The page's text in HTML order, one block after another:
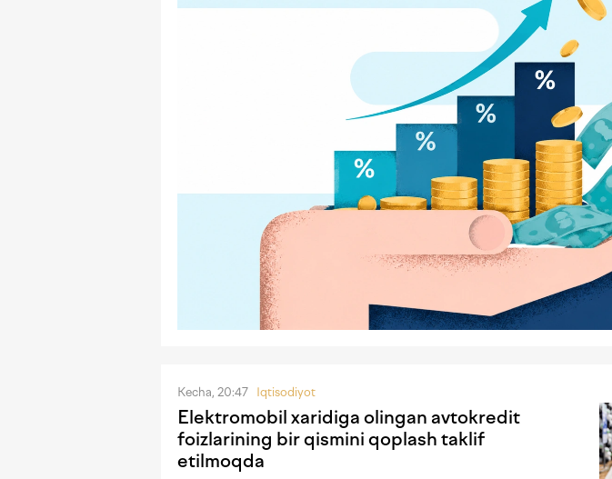
Kecha, 20:47 Iqtisodiyot
Elektromobil xaridiga olingan avtokredit
foizlarining bir qismini qoplash taklif
etilmoqda